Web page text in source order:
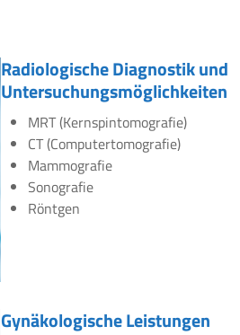
Radiologische Diagnostik und
Untersuchungsmöglichkeiten
MRT (Kernspintomografie)
CT (Computertomografie)
Mammografie
Sonografie
Röntgen
Gynäkologische Leistungen